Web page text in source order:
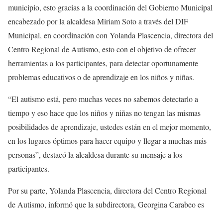
municipio, esto gracias a la coordinación del Gobierno Municipal
encabezado por la alcaldesa Miriam Soto a través del DIF
Municipal, en coordinación con Yolanda Plascencia, directora del
Centro Regional de Autismo, esto con el objetivo de ofrecer
herramientas a los participantes, para detectar oportunamente
problemas educativos o de aprendizaje en los niños y niñas.
“El autismo está, pero muchas veces no sabemos detectarlo a
tiempo y eso hace que los niños y niñas no tengan las mismas
posibilidades de aprendizaje, ustedes están en el mejor momento,
en los lugares óptimos para hacer equipo y llegar a muchas más
personas”, destacó la alcaldesa durante su mensaje a los
participantes.
Por su parte, Yolanda Plascencia, directora del Centro Regional
de Autismo, informó que la subdirectora, Georgina Carabeo es